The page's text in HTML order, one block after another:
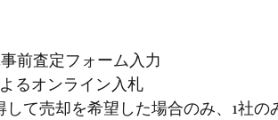
前査定フォーム入力
るオンライン入札
て売却を希望した場合のみ、1社の